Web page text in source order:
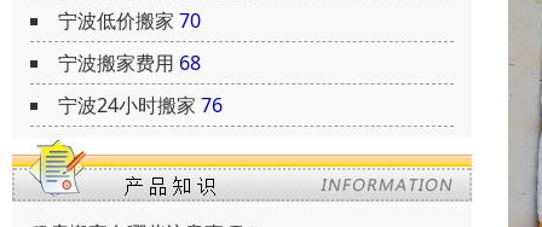
宁波低价搬家 70
宁波搬家费用 68
宁波24小时搬家 76